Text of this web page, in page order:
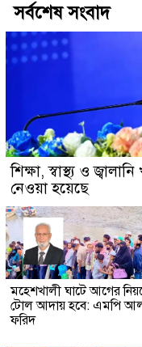
সর্বশেষ সংবাদ
শিক্ষা, স্বাস্থ্য ও
নেওয়া হয়েছে
মহেশখালী ঘাটে আগের
টোল আদায় হবে: এমপি
ফরিদ